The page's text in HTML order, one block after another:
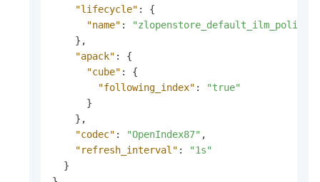
"lifecycle" :
{
"name" :
"zlopenstore_default_ilm_policy"
} ,
"apack" :
{
"cube" :
{
"following_index" :
"true"
}
} ,
"codec" : "OpenIndex87" ,
"refresh_interval" :
"1s"
}